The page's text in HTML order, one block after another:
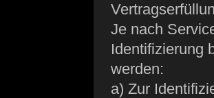
Je nach
Identifizierung
werden:
a) Zur